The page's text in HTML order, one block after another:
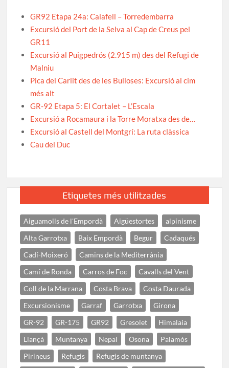
GR92 Etapa 24a: Calafell – Torredembarra
Excursió del Port de la Selva al Cap de Creus pel
GR11
Excursió al Puigpedrós (2.915 m) des del Refugi de
Malniu
Pica del Carlit des de les Bulloses: Excursió al cim
més alt
GR-92 Etapa 5: El Cortalet – L’Escala
Excursió a Rocamaura i la Torre Moratxa des de…
Excursió al Castell del Montgrí: La ruta clàssica
Cau del Duc
Etiquetes més utilitzades
Aiguamolls de l'Empordà Aigüestortes
alpinisme
Alta Garrotxa
Baix Empordà Begur
Cadaqués
Cadí-Moixeró
Camins de la Mediterrània
Camí de Ronda
Carros de Foc
Cavalls del Vent
Coll de la Marrana
Costa Brava
Costa Daurada
Excursionisme
Garraf Garrotxa
Girona
GR-92
GR-175 GR92 Gresolet
Himalaia
Llançà
Muntanya Nepal Osona
Palamós
Pirineus
Refugis
Refugis de muntanya